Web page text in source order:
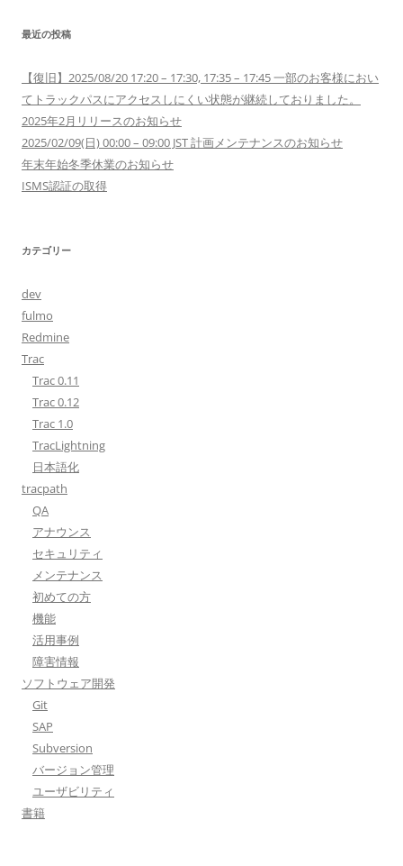
最近の投稿
【復旧】2025/08/20 17:20 – 17:30, 17:35 – 17:45 一部のお客様におい
てトラックパスにアクセスしにくい状態が継続しておりました。
2025年2月リリースのお知らせ
2025/02/09(日) 00:00 – 09:00 JST 計画メンテナンスのお知らせ
年末年始冬季休業のお知らせ
ISMS認証の取得
カテゴリー
dev
fulmo
Redmine
Trac
Trac 0.11
Trac 0.12
Trac 1.0
TracLightning
日本語化
tracpath
QA
アナウンス
セキュリティ
メンテナンス
初めての方
機能
活用事例
障害情報
ソフトウェア開発
Git
SAP
Subversion
バージョン管理
ユーザビリティ
書籍